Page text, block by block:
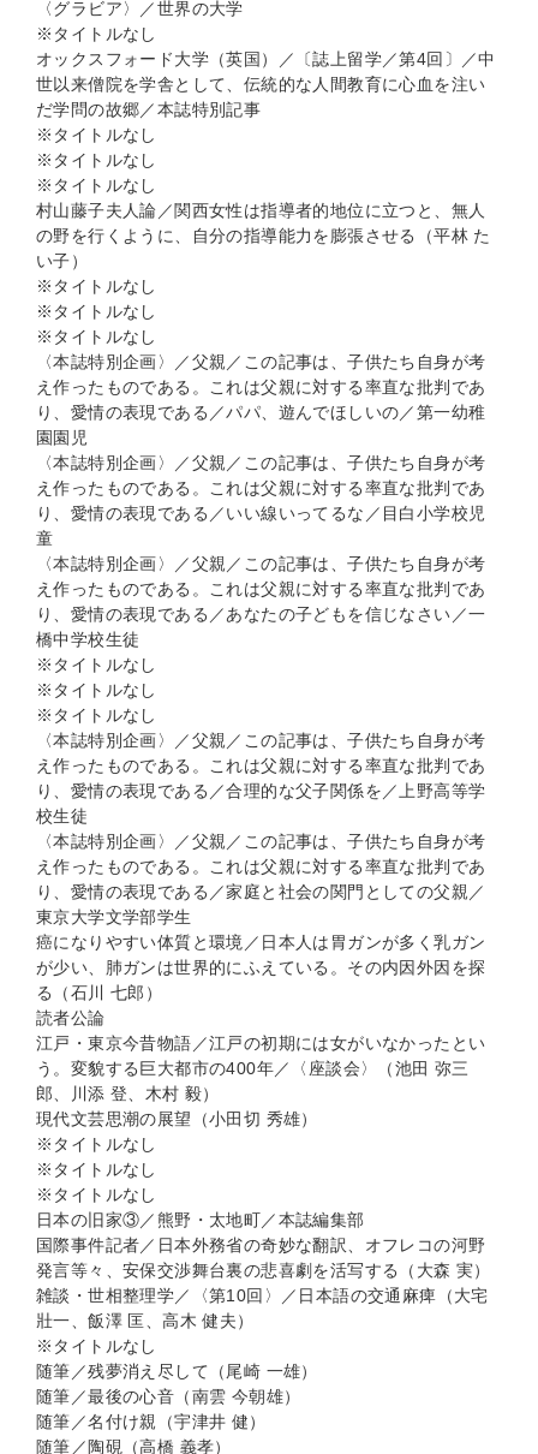
〈グラビア〉／世界の大学
※タイトルなし
オックスフォード大学（英国）／〔誌上留学／第4回〕／中
世以来僧院を学舎として、伝統的な人間教育に心血を注い
だ学問の故郷／本誌特別記事
※タイトルなし
※タイトルなし
※タイトルなし
村山藤子夫人論／関西女性は指導者的地位に立つと、無人
の野を行くように、自分の指導能力を膨張させる（平林 た
い子）
※タイトルなし
※タイトルなし
※タイトルなし
〈本誌特別企画〉／父親／この記事は、子供たち自身が考
え作ったものである。これは父親に対する率直な批判であ
り、愛情の表現である／パパ、遊んでほしいの／第一幼稚
園園児
〈本誌特別企画〉／父親／この記事は、子供たち自身が考
え作ったものである。これは父親に対する率直な批判であ
り、愛情の表現である／いい線いってるな／目白小学校児
童
〈本誌特別企画〉／父親／この記事は、子供たち自身が考
え作ったものである。これは父親に対する率直な批判であ
り、愛情の表現である／あなたの子どもを信じなさい／一
橋中学校生徒
※タイトルなし
※タイトルなし
※タイトルなし
〈本誌特別企画〉／父親／この記事は、子供たち自身が考
え作ったものである。これは父親に対する率直な批判であ
り、愛情の表現である／合理的な父子関係を／上野高等学
校生徒
〈本誌特別企画〉／父親／この記事は、子供たち自身が考
え作ったものである。これは父親に対する率直な批判であ
り、愛情の表現である／家庭と社会の関門としての父親／
東京大学文学部学生
癌になりやすい体質と環境／日本人は胃ガンが多く乳ガン
が少い、肺ガンは世界的にふえている。その内因外因を探
る（石川 七郎）
読者公論
江戸・東京今昔物語／江戸の初期には女がいなかったとい
う。変貌する巨大都市の400年／〈座談会〉（池田 弥三
郎、川添 登、木村 毅）
現代文芸思潮の展望（小田切 秀雄）
※タイトルなし
※タイトルなし
※タイトルなし
日本の旧家③／熊野・太地町／本誌編集部
国際事件記者／日本外務省の奇妙な翻訳、オフレコの河野
発言等々、安保交渉舞台裏の悲喜劇を活写する（大森 実）
雑談・世相整理学／〈第10回〉／日本語の交通麻痺（大宅
壯一、飯澤 匡、高木 健夫）
※タイトルなし
随筆／残夢消え尽して（尾崎 一雄）
随筆／最後の心音（南雲 今朝雄）
随筆／名付け親（宇津井 健）
随筆／陶硯（高橋 義孝）